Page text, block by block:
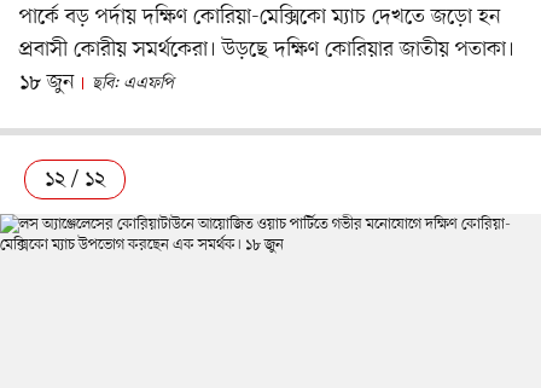
পার্কে বড় পর্দায় দক্ষিণ কোরিয়া-মেক্সিকো ম্যাচ দেখতে জড়ো হন
প্রবাসী কোরীয় সমর্থকেরা। উড়ছে দক্ষিণ কোরিয়ার জাতীয় পতাকা।
১৮ জুন
ছবি: এএফপি
১২ / ১২